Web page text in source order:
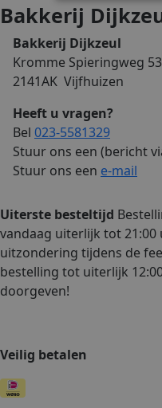
Bakkerij
Bakkerij Dijkzeul
Kromme Spieringweg
2141AK Vijfhuizen
Heeft u vragen?
Bel 023-5581329
Stuur ons een (bericht
Stuur ons een e-mail
Uiterste besteltijd
vandaag uiterlijk tot
uitzondering tijdens de
bestelling tot uiterlijk
doorgeven!
Veilig betalen
Strikt noodzakelijk
Strikt noodzakelijke
zoals
website kan niet
strikt noodzakelijke
Naam
ASP.NET_SessionId